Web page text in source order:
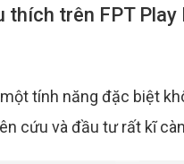
thích trên FPT Play
tính năng đặc biệt
cứu và đầu tư rất kĩ